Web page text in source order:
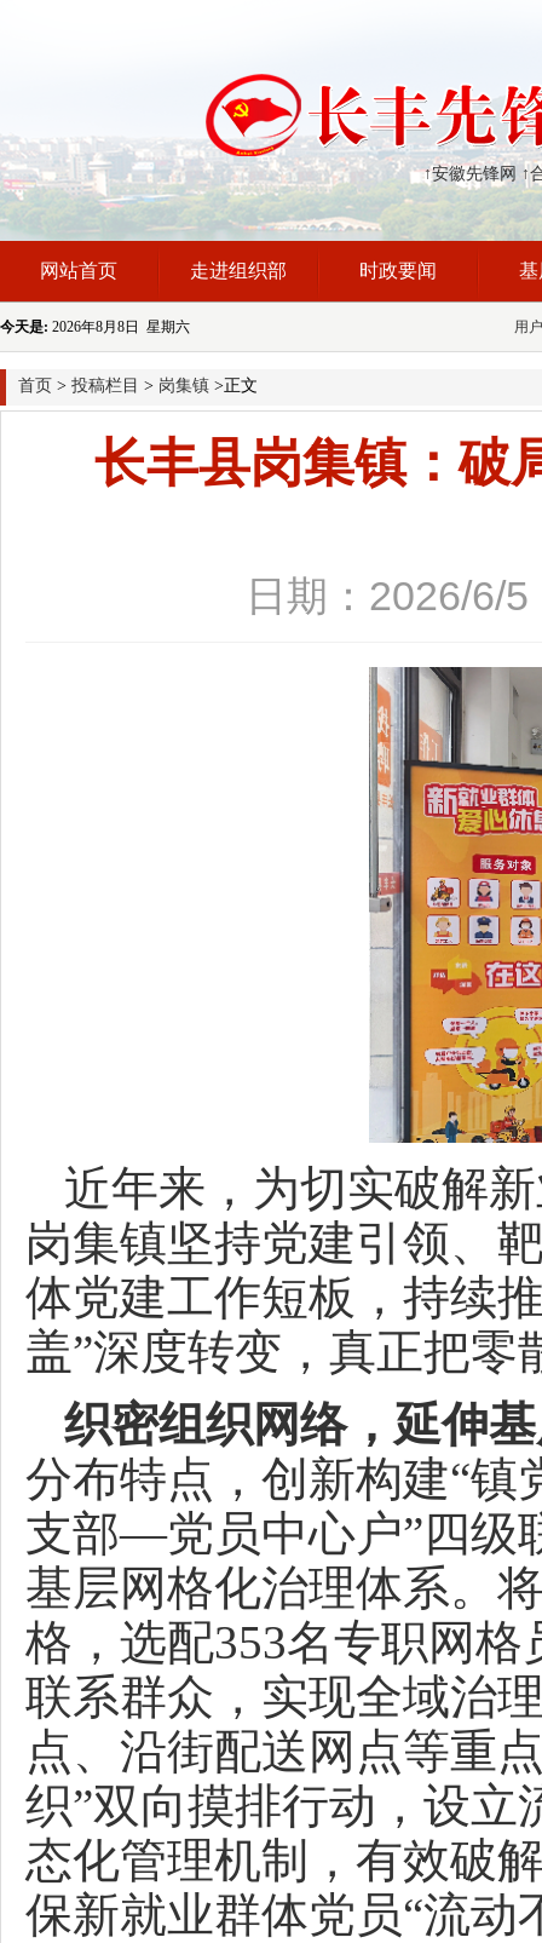
↑安徽先锋网 ↑
网站首页 走进组织部 时政要闻 基
今天是: 2026年8月8日 星期六 用
首页 > 投稿栏目 > 岗集镇 >正文
长丰县岗集镇：破
日期：2026/
近年来，为切实破解
岗集镇坚持党建引领、
体党建工作短板，持续
盖”深度转变，真正把
织密组织网络，延伸
分布特点，创新构建“
支部—党员中心户”四级
基层网格化治理体系。
格，选配353名专职网
联系群众，实现全域治
点、沿街配送网点等重
织”双向摸排行动，设
态化管理机制，有效破
保新就业群体党员“流动